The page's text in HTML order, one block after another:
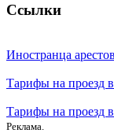
Ссылки
Иностранца
Тарифы на проезд
Тарифы на проезд
Реклама.